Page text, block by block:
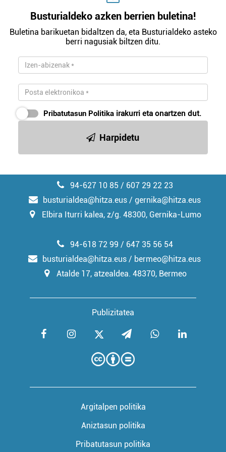
Busturialdeko azken berrien buletina!
Buletina barikuetan bidaltzen da, eta Busturialdeko asteko
berri nagusiak biltzen ditu.
Pribatutasun Politika irakurri eta onartzen dut.
Harpidetu
94-627 10 85 / 607 29 22 23
busturialdea@hitza.eus / gernika@hitza.eus
Elbira Iturri kalea, z/g. 48300, Gernika-Lumo
Publizitatea
94-618 72 99 / 647 35 56 54
busturialdea@hitza.eus / bermeo@hitza.eus
Atalde 17, atzealdea. 48370, Bermeo
Argitalpen politika
Aniztasun politika
Pribatutasun politika